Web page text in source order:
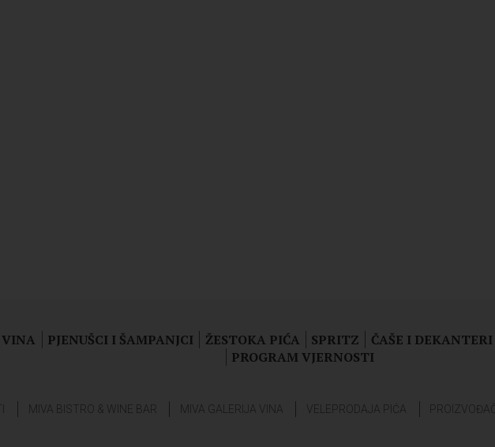
VINA PJENUŠCI I ŠAMPANJCI ŽESTOKA PIĆA SPRITZ ČAŠE I DEKANTERI
PROGRAM VJERNOSTI
MIVA BISTRO & WINE BAR MIVA GALERIJA VINA VELEPRODAJA PIĆA PROIZVOĐAČI